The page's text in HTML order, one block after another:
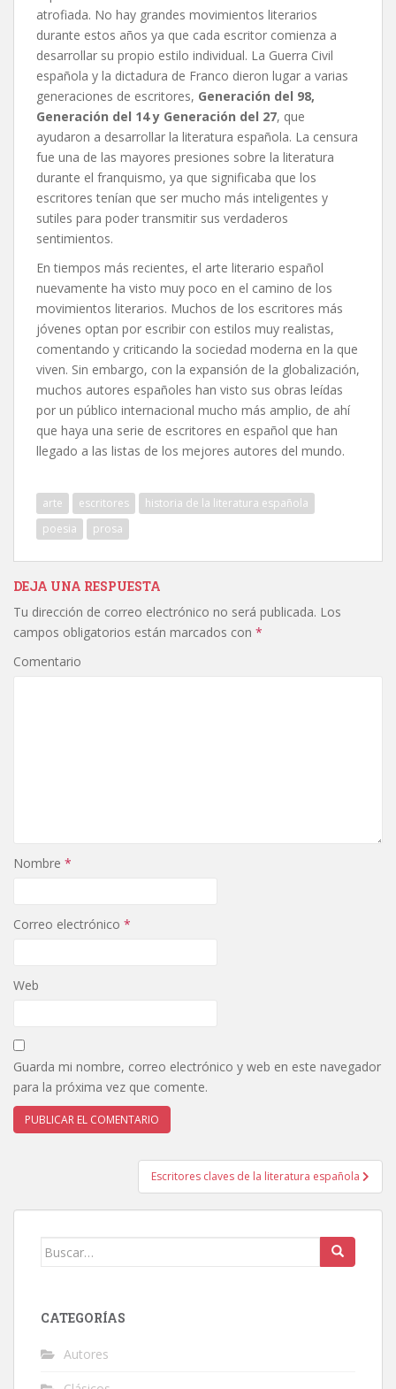
atrofiada. No hay grandes movimientos literarios
durante estos años ya que cada escritor comienza a
desarrollar su propio estilo individual. La Guerra Civil
española y la dictadura de Franco dieron lugar a varias
generaciones de escritores, Generación del 98,
Generación del 14 y Generación del 27, que
ayudaron a desarrollar la literatura española. La censura
fue una de las mayores presiones sobre la literatura
durante el franquismo, ya que significaba que los
escritores tenían que ser mucho más inteligentes y
sutiles para poder transmitir sus verdaderos
sentimientos.
En tiempos más recientes, el arte literario español
nuevamente ha visto muy poco en el camino de los
movimientos literarios. Muchos de los escritores más
jóvenes optan por escribir con estilos muy realistas,
comentando y criticando la sociedad moderna en la que
viven. Sin embargo, con la expansión de la globalización,
muchos autores españoles han visto sus obras leídas
por un público internacional mucho más amplio, de ahí
que haya una serie de escritores en español que han
llegado a las listas de los mejores autores del mundo.
arte escritores
historia de la literatura española
poesia
prosa
DEJA UNA RESPUESTA
Tu dirección de correo electrónico no será publicada. Los
campos obligatorios están marcados con *
Comentario
Nombre *
Correo electrónico *
Web
Guarda mi nombre, correo electrónico y web en este navegador
para la próxima vez que comente.
Navegación de entradas
Escritores claves de la literatura española
Buscar:
CATEGORÍAS
Autores